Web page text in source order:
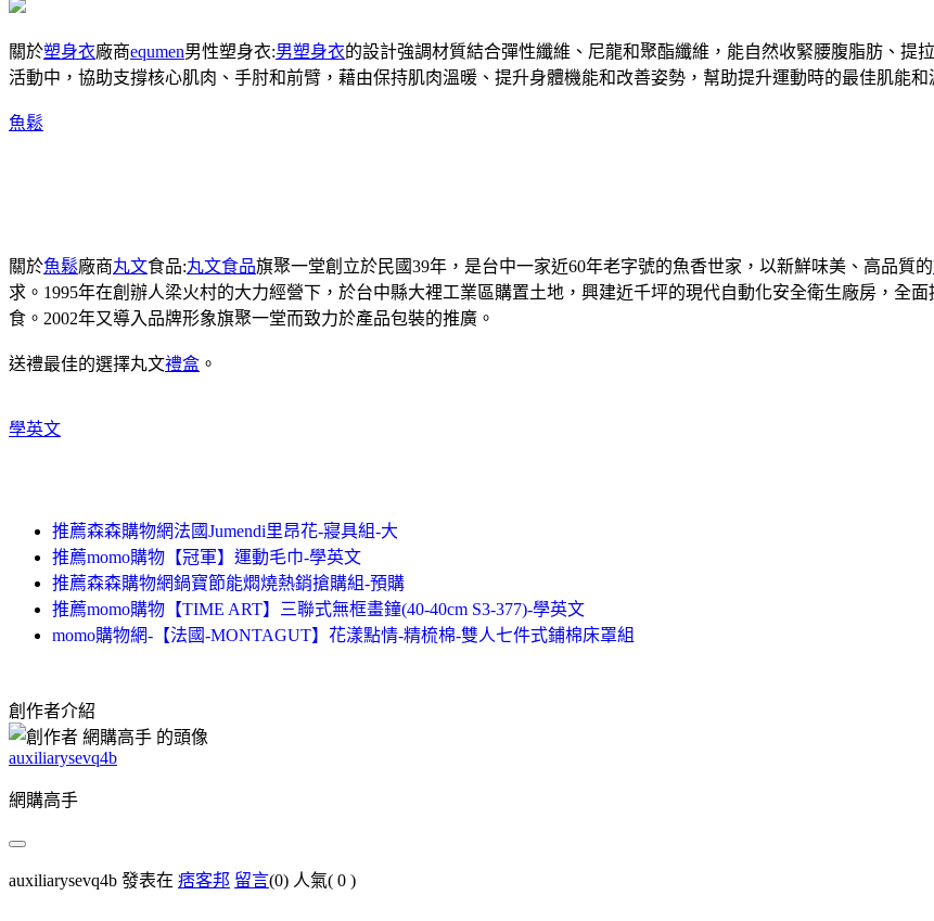
關於塑身衣廠商equmen男性塑身衣:男塑身衣的設計強調材質結合彈性纖維、尼龍和聚酯纖維，能自然收緊腰腹脂肪、提
活動中，協助支撐核心肌肉、手肘和前臂，藉由保持肌肉溫暖、提升身體機能和改善姿勢，幫助提升運動時的最佳肌能和
魚鬆
關於魚鬆廠商丸文食品:丸文食品旗聚一堂創立於民國39年，是台中一家近60年老字號的魚香世家，以新鮮味美、高品質的
求。1995年在創辦人梁火村的大力經營下，於台中縣大裡工業區購置土地，興建近千坪的現代自動化安全衛生廠房，全
食。2002年又導入品牌形象旗聚一堂而致力於產品包裝的推廣。
送禮最佳的選擇丸文禮盒 。
學英文
推薦森森購物網法國Jumendi里昂花-寢具組-大
推薦momo購物【冠軍】運動毛巾-學英文
推薦森森購物網鍋寶節能燜燒熱銷搶購組-預購
推薦momo購物【TIME ART】三聯式無框畫鐘(40-40cm S3-377)-學英文
momo購物網-【法國-MONTAGUT】花漾點情-精梳棉-雙人七件式鋪棉床罩組
創作者介紹
auxiliarysevq4b
網購高手
auxiliarysevq4b 發表在 痞客邦 留言(0) 人氣( 0 )